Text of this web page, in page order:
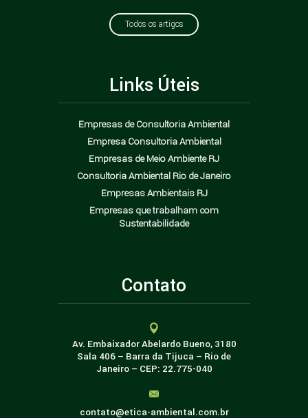
Todos os artigos
Links Úteis
Empresas de Consultoria Ambiental
Empresa Consultoria Ambiental
Empresas de Meio Ambiente RJ
Consultoria Ambiental Rio de Janeiro
Empresas Ambientais RJ
Empresas que trabalham com
Sustentabilidade
Contato
Av. Embaixador Abelardo Bueno, 3180
Sala 406 – Barra da Tijuca – Rio de
Janeiro – CEP: 22.775-040
contato@etica-ambiental.com.br